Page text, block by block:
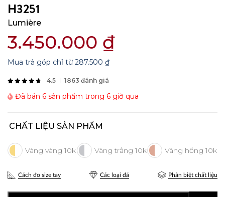
H3251
Lumière
3.450.000 ₫
Mua trả góp chỉ từ287.500 ₫
4.5 1863 đánh giá
Đã bán 6 sản phẩm trong 6 giờ qua
CHẤT LIỆU SẢN PHẨM
Cách đo size tay Các loại đá Phân biệt chất liệu